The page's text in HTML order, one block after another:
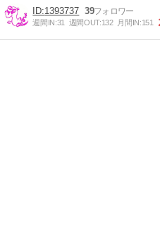
1393737 39
週間IN:31 週間OUT:132 月間IN:151